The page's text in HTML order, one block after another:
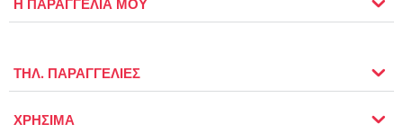
Η ΠΑΡΑΓΓΕΛΙΑ ΜΟΥ
ΤΗΛ. ΠΑΡΑΓΓΕΛΙΕΣ
ΧΡΗΣΙΜΑ